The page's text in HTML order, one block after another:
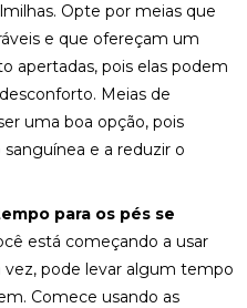
Opte por meias que
e que ofereçam um
apertadas, pois elas podem
Meias de
uma boa opção, pois
e a reduzir o
para os pés se
está começando a usar
vez, pode levar algum tempo
Comece usando as
O EQUILÍBRIO E
DO LABIRINTO